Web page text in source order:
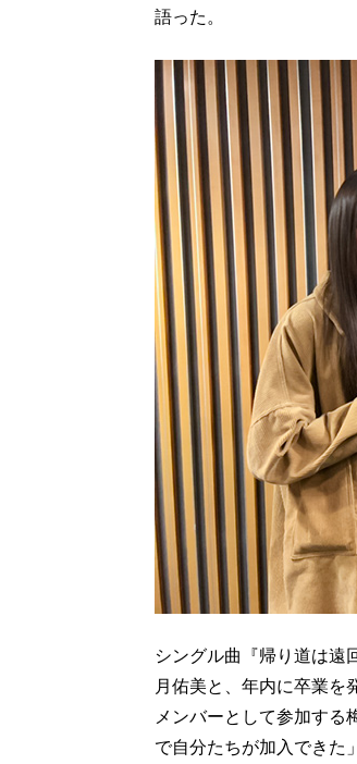
語った。
シングル曲『帰り道は遠
月佑美と、年内に卒業を
メンバーとして参加する
で自分たちが加入できた